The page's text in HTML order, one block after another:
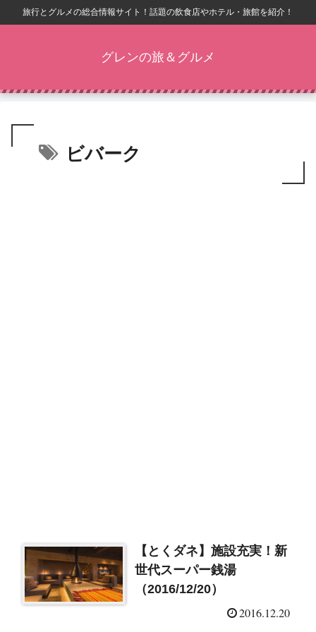
旅行とグルメの総合情報サイト！話題の飲食店やホテル・旅館を紹介！
グレンの旅＆グルメ
ビバーク
【とくダネ】施設充実！新
世代スーパー銭湯
（2016/12/20）
2016.12.20